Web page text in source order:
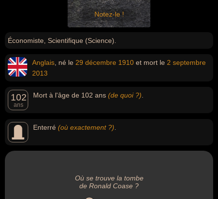
Notez-le !
Économiste, Scientifique (Science).
Anglais , né le 29 décembre 1910 et mort le 2 septembre
2013
102
ans
Mort à l'âge de 102 ans (de quoi ?)
Enterré (où exactement ?)
Où se trouve la tombe
de Ronald Coase ?